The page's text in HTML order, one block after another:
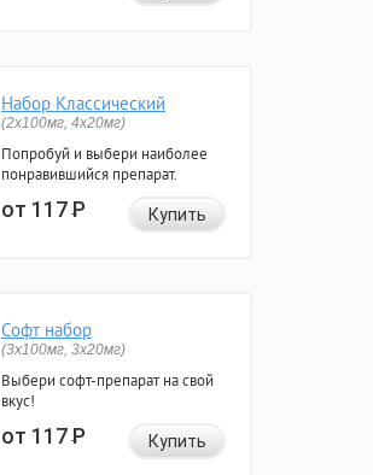
Набор Классический
(2x100мг, 4x20мг)
Попробуй и выбери наиболее
понравившийся препарат.
от 117Р Купить
Софт набор
(3x100мг, 3x20мг)
Выбери софт-препарат на свой
вкус!
от 117Р Купить